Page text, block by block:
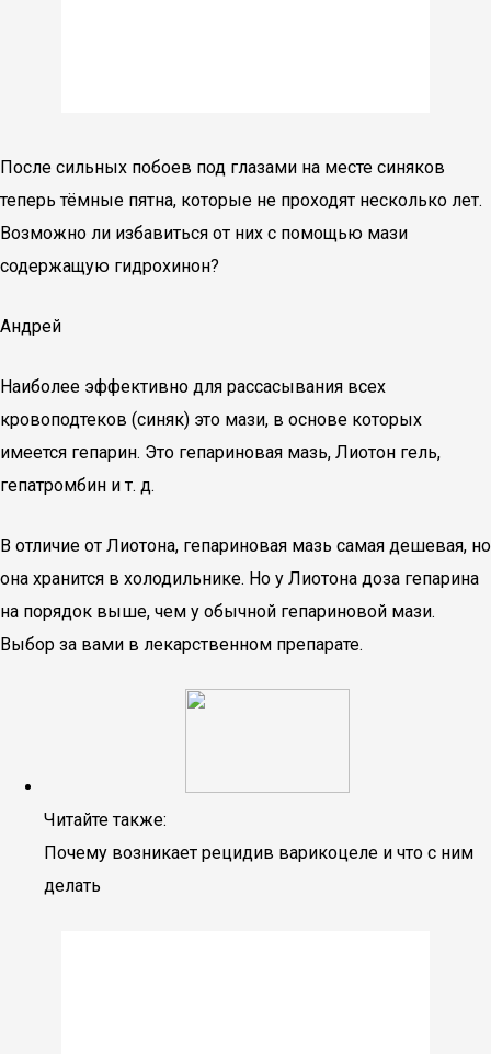
После сильных побоев под глазами на месте синяков
теперь тёмные пятна, которые не проходят несколько лет.
Возможно ли избавиться от них с помощью мази
содержащую гидрохинон?
Андрей
Наиболее эффективно для рассасывания всех
кровоподтеков (синяк) это мази, в основе которых
имеется гепарин. Это гепариновая мазь, Лиотон гель,
гепатромбин и т. д.
В отличие от Лиотона, гепариновая мазь самая дешевая, но
она хранится в холодильнике. Но у Лиотона доза гепарина
на порядок выше, чем у обычной гепариновой мази.
Выбор за вами в лекарственном препарате.
Читайте также:
Почему возникает рецидив варикоцеле и что с ним
делать